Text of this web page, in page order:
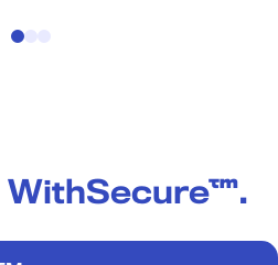
WithSecure™.